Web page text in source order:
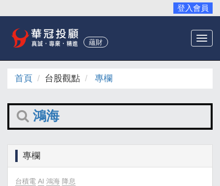
登入會員
蘊財
首頁 台股觀點 專欄
鴻海
專欄
台積電 AI 鴻海 降息